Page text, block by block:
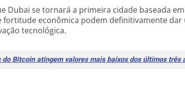
Dubai se tornará a primeira cidade baseada em
fortitude econômica podem definitivamente dar
tecnológica.
do Bitcoin atingem valores mais baixos dos últimos três